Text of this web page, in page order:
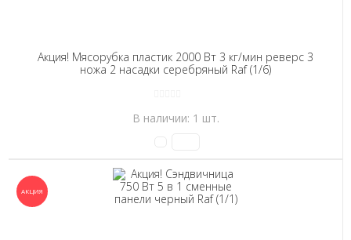
Акция! Мясорубка пластик 2000 Вт 3 кг/мин реверс 3
ножа 2 насадки серебряный Raf (1/6)
В наличии: 1 шт.